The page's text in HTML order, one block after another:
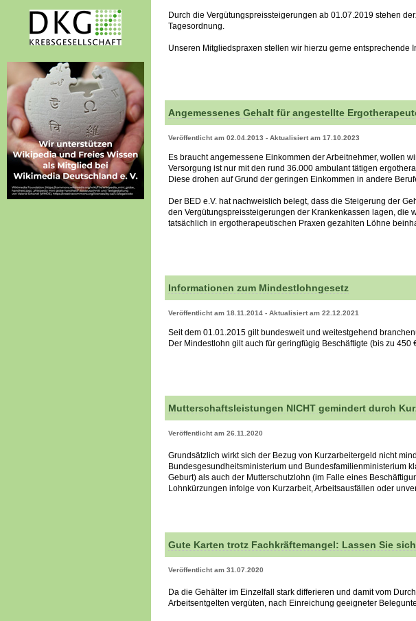
Durch die Vergütungspreissteigerungen ab 01.07.2019 stehen
Tagesordnung.
Unseren Mitgliedspraxen stellen wir hierzu gerne entsprechende
Angemessenes Gehalt für angestellte
Veröffentlicht am 02.04.2013 - Aktualisiert am 17.10.2023
Es braucht angemessene Einkommen der Arbeitnehmer, wollen
Versorgung ist nur mit den rund 36.000 ambulant tätigen
Diese drohen auf Grund der geringen Einkommen in andere
Der BED e.V. hat nachweislich belegt, dass die Steigerung der
den Vergütungspreissteigerungen der Krankenkassen lagen, die
tatsächlich in ergotherapeutischen Praxen gezahlten Löhne
Informationen zum Mindestlohngesetz
Veröffentlicht am 18.11.2014 - Aktualisiert am 22.12.2021
Seit dem 01.01.2015 gilt bundesweit und weitestgehend
Der Mindestlohn gilt auch für geringfügig Beschäftigte (bis zu 450
Mutterschaftsleistungen NICHT gemindert durch
Veröffentlicht am 26.11.2020
Grundsätzlich wirkt sich der Bezug von Kurzarbeitergeld nicht
Bundesgesundheitsministerium und Bundesfamilienministerium
Geburt) als auch der Mutterschutzlohn (im Falle eines
Lohnkürzungen infolge von Kurzarbeit, Arbeitsausfällen oder
Gute Karten trotz Fachkräftemangel: Lassen Sie
Veröffentlicht am 31.07.2020
Da die Gehälter im Einzelfall stark differieren und damit vom
Arbeitsentgelten vergüten, nach Einreichung geeigneter